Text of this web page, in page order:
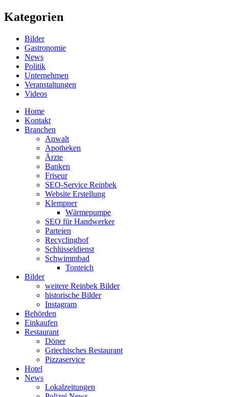
Kategorien
Bilder
Gastronomie
News
Politik
Unternehmen
Veranstaltungen
Videos
Home
Kontakt
Branchen
Anwalt
Apotheken
Ärzte
Banken
Friseur
SEO-Service Reinbek
Website Erstellung
Klempner
Wärmepumpe
SEO für Handwerker
Parteien
Recyclinghof
Schlüsseldienst
Schwimmbad
Tonteich
Bilder
weitere Reinbek Bilder
historische Bilder
Instagram
Behörden
Einkaufen
Restaurant
Döner
Griechisches Restaurant
Pizzaservice
Hotel
News
Lokalzeitungen